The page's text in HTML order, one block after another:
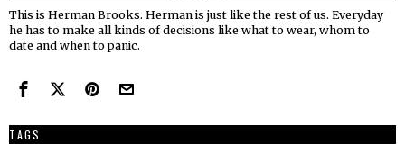
This is Herman Brooks. Herman is just like the rest of us. Everyday
he has to make all kinds of decisions like what to wear, whom to
date and when to panic.
TAGS